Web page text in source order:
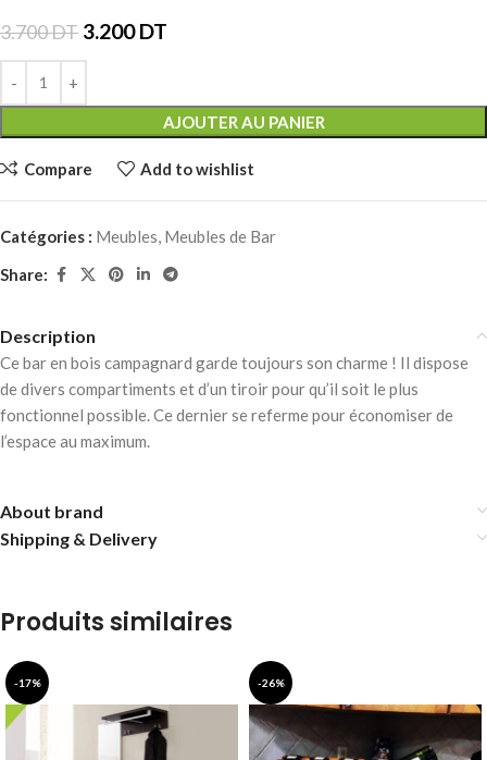
3.700DT 3.200DT
AJOUTER AU PANIER
Compare Add to wishlist
Catégories : Meubles, Meubles de Bar
Share:
Description
Ce bar en bois campagnard garde toujours son charme ! Il dispose
de divers compartiments et d’un tiroir pour qu’il soit le plus
fonctionnel possible. Ce dernier se referme pour économiser de
l’espace au maximum.
About brand
Shipping & Delivery
Produits similaires
-17% -26%